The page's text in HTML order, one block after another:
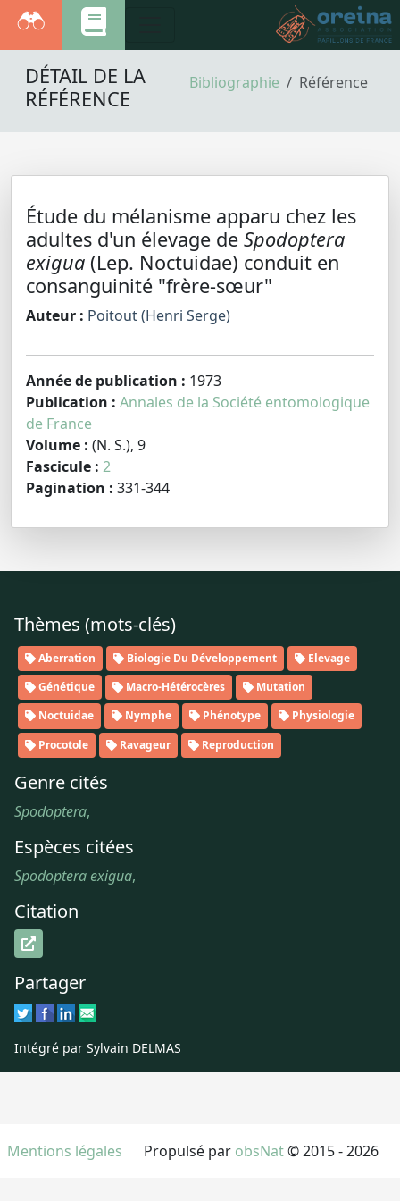
Bibliographie Référence
DÉTAIL DE LA
RÉFÉRENCE
Étude du mélanisme apparu chez les
adultes d'un élevage de Spodoptera
exigua (Lep. Noctuidae) conduit en
consanguinité "frère-sœur"
Auteur : Poitout (Henri Serge)
Année de publication : 1973
Publication : Annales de la Société entomologique
de France
Volume : (N. S.), 9
Fascicule : 2
Pagination : 331-344
Thèmes (mots-clés)
Aberration Biologie Du Développement
Elevage
Génétique
Macro-Hétérocères
Mutation
Noctuidae
Nymphe Phénotype
Physiologie
Procotole
Ravageur Reproduction
Genre cités
Spodoptera,
Espèces citées
Spodoptera exigua,
Citation
Partager
Intégré par Sylvain DELMAS
Propulsé par obsNat© 2015 - 2026
Mentions légales